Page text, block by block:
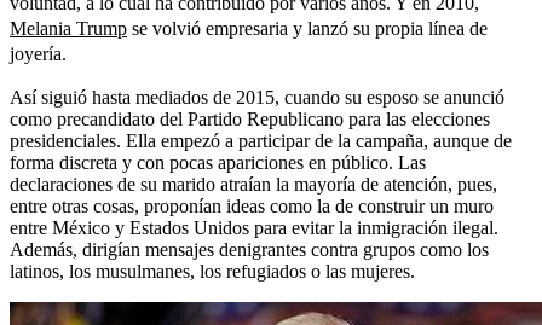
Melania Trump se volvió empresaria y lanzó su propia línea de
joyería.
Así siguió hasta mediados de 2015, cuando su esposo se anunció
como precandidato del Partido Republicano para las elecciones
presidenciales. Ella empezó a participar de la campaña, aunque de
forma discreta y con pocas apariciones en público. Las
declaraciones de su marido atraían la mayoría de atención, pues,
entre otras cosas, proponían ideas como la de construir un muro
entre México y Estados Unidos para evitar la inmigración ilegal.
Además, dirigían mensajes denigrantes contra grupos como los
latinos, los musulmanes, los refugiados o las mujeres.